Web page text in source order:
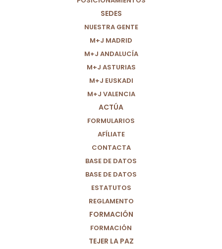
SEDES
NUESTRA GENTE
M+J MADRID
M+J ANDALUCÍA
M+J ASTURIAS
M+J EUSKADI
M+J VALENCIA
ACTÚA
FORMULARIOS
AFÍLIATE
CONTACTA
BASE DE DATOS
BASE DE DATOS
ESTATUTOS
REGLAMENTO
FORMACIÓN
FORMACIÓN
TEJER LA PAZ
Corrupción España
2025.